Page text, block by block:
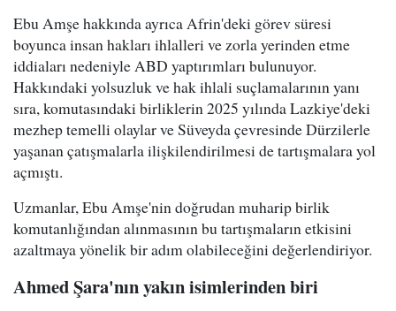
Ebu Amşe hakkında ayrıca Afrin'deki görev süresi
boyunca insan hakları ihlalleri ve zorla yerinden etme
iddiaları nedeniyle ABD yaptırımları bulunuyor.
Hakkındaki yolsuzluk ve hak ihlali suçlamalarının yanı
sıra, komutasındaki birliklerin 2025 yılında Lazkiye'deki
mezhep temelli olaylar ve Süveyda çevresinde Dürzilerle
yaşanan çatışmalarla ilişkilendirilmesi de tartışmalara yol
açmıştı.
Uzmanlar, Ebu Amşe'nin doğrudan muharip birlik
komutanlığından alınmasının bu tartışmaların etkisini
azaltmaya yönelik bir adım olabileceğini değerlendiriyor.
Ahmed Şara'nın yakın isimlerinden biri